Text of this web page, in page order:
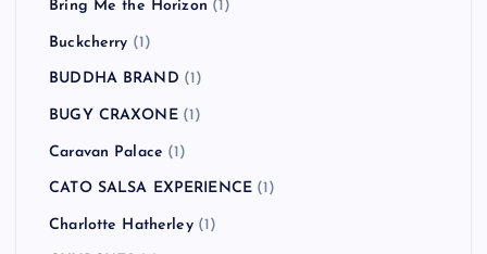
Bring Me the Horizon (1)
Buckcherry (1)
BUDDHA BRAND (1)
BUGY CRAXONE(1)
Caravan Palace (1)
CATO SALSA EXPERIENCE (1)
Charlotte Hatherley(1)